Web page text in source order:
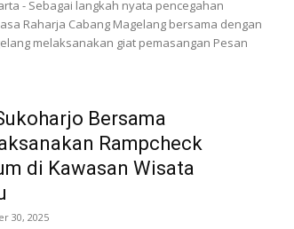
- Sebagai langkah nyata pencegahan
Raharja Cabang Magelang bersama dengan
melaksanakan giat pemasangan Pesan
Bersama
Rampcheck
di Kawasan Wisata
30, 2025